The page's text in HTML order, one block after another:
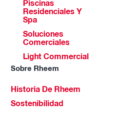
Piscinas
Residenciales Y
Spa
Soluciones
Comerciales
Light Commercial
Sobre Rheem
Historia De Rheem
Sostenibilidad